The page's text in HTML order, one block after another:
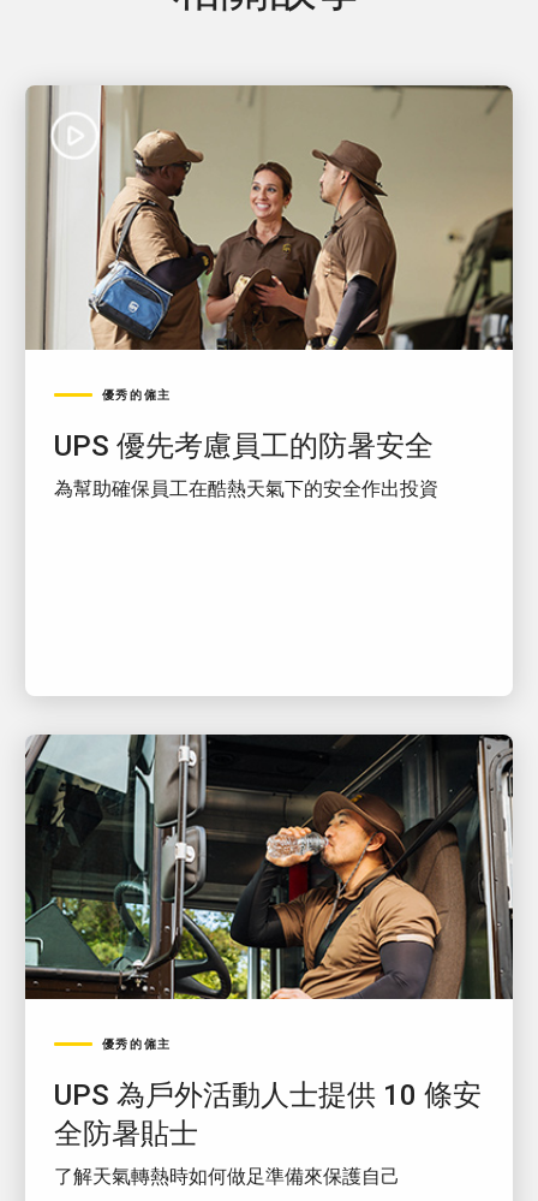
優秀的僱主
UPS 優先考慮員工的防暑安全
為幫助確保員工在酷熱天氣下的安全作出投資
優秀的僱主
UPS 為戶外活動人士提供 10 條安
全防暑貼士
了解天氣轉熱時如何做足準備來保護自己